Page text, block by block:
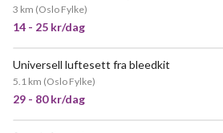
3 km (Oslo Fylke)
14 - 25 kr/dag
Universell luftesett fra bleedkit
5.1 km (Oslo Fylke)
29 - 80 kr/dag